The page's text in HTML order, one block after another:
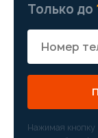
Только до
Нажимая кнопку